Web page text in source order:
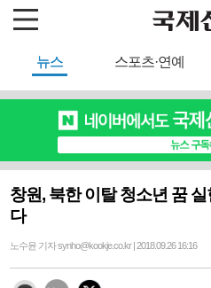
뉴스 스포츠·연예
창원, 북한 이탈 청소년 꿈
다
노수윤 기자 synho@kookje.co.kr | 2018.09.26 16:16